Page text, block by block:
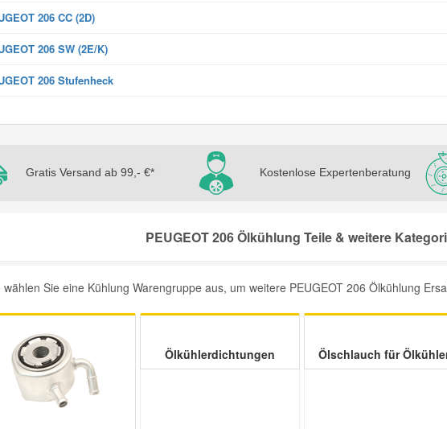
206 CC (2D)
206 SW (2E/K)
206 Stufenheck
Gratis Versand ab 99,- €* Kostenlose Expertenberatung
PEUGEOT 206 Ölkühlung Teile & weitere
wählen Sie eine Kühlung Warengruppe aus, um weitere PEUGEOT 206 Ölkühlung
Ölkühlerdichtungen Ölschlauch für